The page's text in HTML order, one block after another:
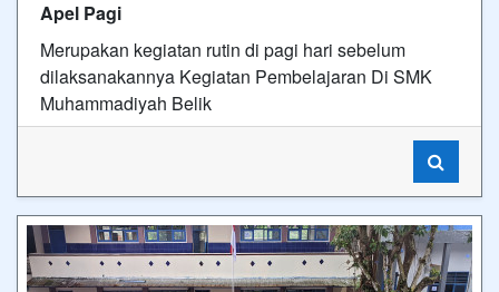
Apel Pagi
Merupakan kegiatan rutin di pagi hari sebelum
dilaksanakannya Kegiatan Pembelajaran Di SMK
Muhammadiyah Belik